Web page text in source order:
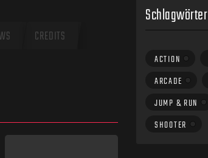
CREDITS
Schlagwörter
ACTION
ARCADE
JUMP & RUN
SHOOTER